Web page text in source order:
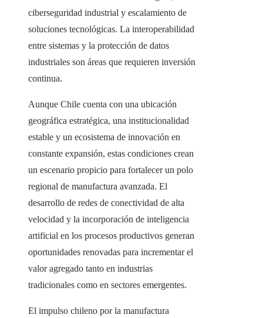
ciberseguridad industrial y escalamiento de
soluciones tecnológicas. La interoperabilidad
entre sistemas y la protección de datos
industriales son áreas que requieren inversión
continua.
Aunque Chile cuenta con una ubicación
geográfica estratégica, una institucionalidad
estable y un ecosistema de innovación en
constante expansión, estas condiciones crean
un escenario propicio para fortalecer un polo
regional de manufactura avanzada. El
desarrollo de redes de conectividad de alta
velocidad y la incorporación de inteligencia
artificial en los procesos productivos generan
oportunidades renovadas para incrementar el
valor agregado tanto en industrias
tradicionales como en sectores emergentes.
El impulso chileno por la manufactura